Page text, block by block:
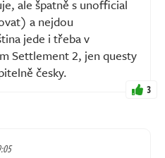
ale špatně s unofficial
a nejdou
jede i třeba v
Settlement 2, jen questy
česky.
3